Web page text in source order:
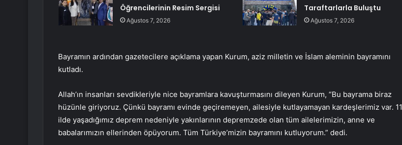
Öğrencilerinin Resim Sergisi
Ağustos 7, 2026
Taraftarlarla Buluştu
Ağustos 7, 2026
Bayramın ardından gazetecilere açıklama yapan Kurum, aziz milletin ve İslam aleminin bayramını
kutladı.
Allah’ın insanları sevdikleriyle nice bayramlara kavuşturmasını dileyen Kurum, “Bu bayrama biraz
hüzünle giriyoruz. Çünkü bayramı evinde geçiremeyen, ailesiyle kutlayamayan kardeşlerimiz var. 11
ilde yaşadığımız deprem nedeniyle yakınlarının depremzede olan tüm ailelerimizin, anne ve
babalarımızın ellerinden öpüyorum. Tüm Türkiye’mizin bayramını kutluyorum.” dedi.